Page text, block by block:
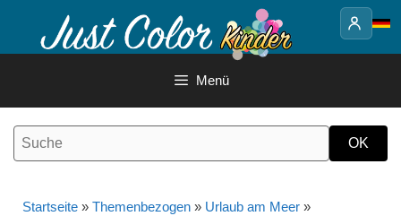
Inhalt
Menü
Startseite » Themenbezogen » Urlaub am Meer »